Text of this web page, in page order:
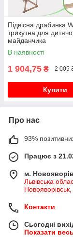
Підвісна драбинка
трикутна для
майданчика
В наявності
1 904,75 ₴ 2 005
Купити
Про нас
93%
Працює з
м.
Львівська
Новояворівськ,
Контакти
Сьогодні
Показати